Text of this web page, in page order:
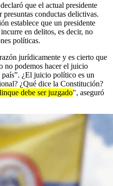
que el actual presidente
conductas delictivas.
establece que un presidente
en delitos, es decir, no
políticas.
jurídicamente y es cierto que
no podemos hacer el juicio
¿El juicio político es un
¿Qué dice la Constitución?
debe ser juzgado", aseguró